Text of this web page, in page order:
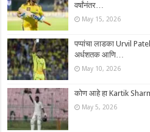
वर्षांनंतर…
May 15, 2026
पप्पांचा लाडका Urvil
अर्धशतक आणि…
May 10, 2026
कोण आहे हा Kartik
May 5, 2026